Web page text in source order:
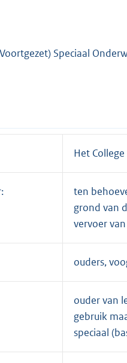
Speciaal
Het
ten
grond van
vervoer
ouders,
ouder van
gebruik
speciaal